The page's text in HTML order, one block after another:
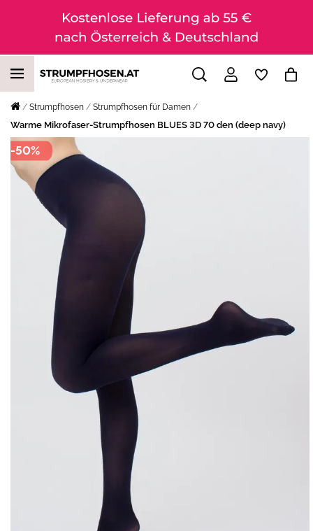
Strumpfhosen Strumpfhosen für Damen
Warme Mikrofaser-Strumpfhosen BLUES 3D 70 den (deep navy)
-50%